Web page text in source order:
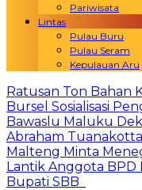
Pariwisata
Lintas
Pulau Buru
Pulau Seram
Kepulauan Aru
Ratusan Ton Bahan
Bursel Sosialisasi
Bawaslu Maluku
Abraham
Malteng Minta
Lantik Anggota BPD
Bupati SBB